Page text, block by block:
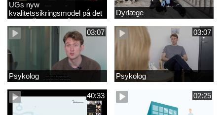
UGs nyw
kvalitetssikringsmodel på det
videregående område
Dyrlæge
03:07
Psykolog
03:07
Psykolog
40:33 02:25